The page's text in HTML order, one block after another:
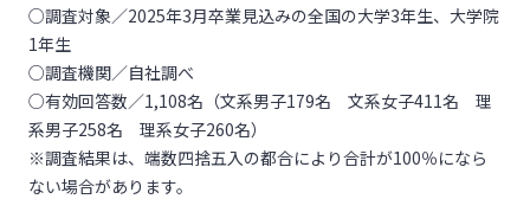
○調査対象／2025年3月卒業見込みの全国の大学3年生、大学院
1年生
○調査機関／自社調べ
○有効回答数／1,108名（文系男子179名 文系女子411名 理
系男子258名 理系女子260名）
※調査結果は、端数四捨五入の都合により合計が100％になら
ない場合があります。